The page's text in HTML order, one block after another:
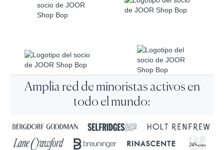
Amplia red de minoristas activos en
todo el mundo: